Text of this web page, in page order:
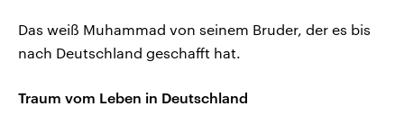
Das weiß Muhammad von seinem Bruder, der es bis
nach Deutschland geschafft hat.
Traum vom Leben in Deutschland